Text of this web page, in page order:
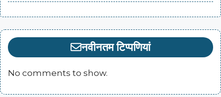
नवीनतम टिप्पणियां
No comments to show.